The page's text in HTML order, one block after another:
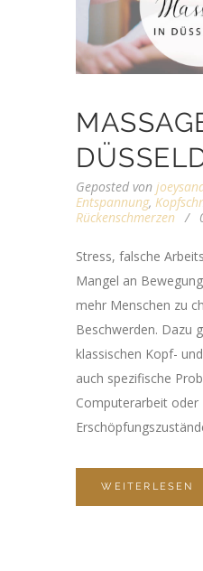
Geposted von
Entspannung,
Rückenschmerzen
Stress, falsche
Mangel an
mehr Menschen zu
Beschwerden. Dazu
klassischen Kopf-
auch spezifische
Computerarbeit oder
WEITERLESEN